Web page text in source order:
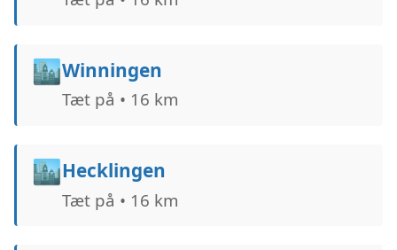
🏙️Winningen
Tæt på • 16 km
🏙️Hecklingen
Tæt på • 16 km